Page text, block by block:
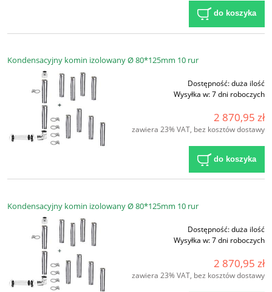
do koszyka
Kondensacyjny komin izolowany Ø 80*125mm 10 rur
Dostępność:duża ilość
Wysyłka w:7 dni roboczych
2 870,95 zł
zawiera 23% VAT, bez kosztów dostawy
do koszyka
Kondensacyjny komin izolowany Ø 80*125mm 10 rur
Dostępność:duża ilość
Wysyłka w:7 dni roboczych
2 870,95 zł
zawiera 23% VAT, bez kosztów dostawy